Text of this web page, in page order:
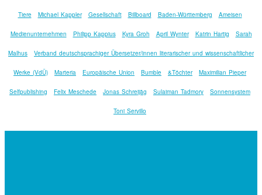
Tiere Michael Kappler Gesellschaft Billboard Baden-Württemberg Ameisen
Medienunternehmen Philipp Kappius Kyra Groh April Wynter Katrin Hartig Sarah
Malhus Verband deutschsprachiger Übersetzer/innen literarischer und wissenschaftlicher
Werke (VdÜ) Marteria Europäische Union Bumble &Töchter Maximilian Pieper
Selfpublishing Felix Meschede Jonas Schreijäg Sulaiman Tadmory Sonnensystem
Toni Servillo